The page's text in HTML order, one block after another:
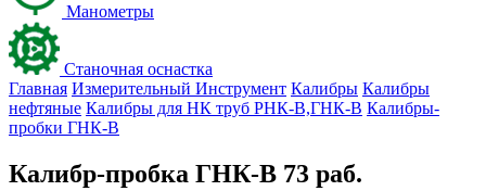
Манометры
Станочная оснастка
Главная Измерительный Инструмент Калибры Калибры
нефтяные Калибры для НК труб РНК-В,ГНК-В Калибры-
пробки ГНК-В
Калибр-пробка ГНК-В 73 раб.